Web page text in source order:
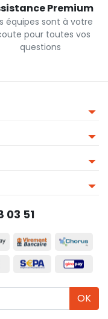
Premium
équipes sont à votre
pour toutes vos
questions
03 51
OK